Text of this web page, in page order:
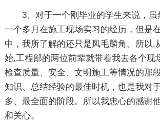
3、对于一个刚毕业的学生来说，
一个多月在施工现场实习的经历，但是
中，我所了解的还只是凤毛麟角。所以,
始,工程部的两位前辈就带着我去各个现
检查质量、安全、文明施工等情况的那
知识、总结经验的最佳时机，也是我对
多、最全面的阶段。所以我忠心的感谢
和关心。